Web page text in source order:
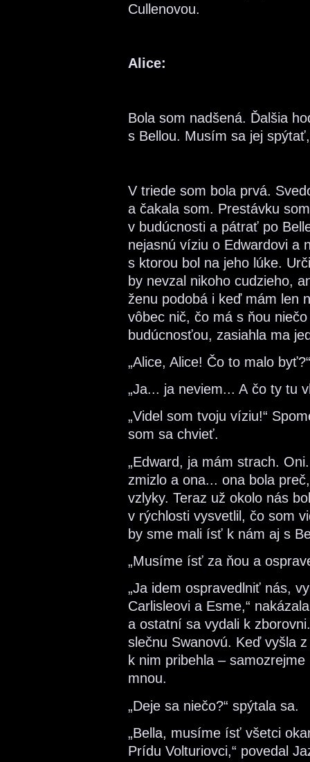
Cullenovou.
Alice:
Bola som nadšená. Ďalšia
s Bellou. Musím sa jej
V triede som bola prvá.
a čakala som. Prestávku
v budúcnosti a pátrať po
nejasnú víziu o Edwardovi a
s ktorou bol na jeho lúke.
by nevzal nikoho cudzieho,
ženu podobá i keď mám len
vôbec nič, čo má s ňou
budúcnosťou, zasiahla ma
„Alice, Alice! Čo to malo
„Ja... ja neviem... A čo ty tu
„Videl som tvoju víziu!“
som sa chvieť.
„Edward, ja mám strach.
zmizlo a ona... ona bola
vzlyky. Teraz už okolo nás
v rýchlosti vysvetlil, čo som
by sme mali ísť k nám aj s
„Musíme ísť za ňou a
„Ja idem ospravedlniť nás,
Carlisleovi a Esme,“
a ostatní sa vydali k
slečnu Swanovú. Keď vyšla
k nim pribehla –
mnou.
„Deje sa niečo?“ spýtala sa.
„Bella, musíme ísť všetci
Prídu Volturiovci,“ povedal